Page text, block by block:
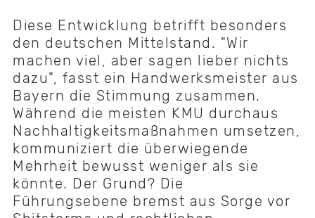
Diese Entwicklung betrifft besonders
den deutschen Mittelstand. "Wir
machen viel, aber sagen lieber nichts
dazu", fasst ein Handwerksmeister aus
Bayern die Stimmung zusammen.
Während die meisten KMU durchaus
Nachhaltigkeitsmaßnahmen umsetzen,
kommuniziert die überwiegende
Mehrheit bewusst weniger als sie
könnte. Der Grund? Die
Führungsebene bremst aus Sorge vor